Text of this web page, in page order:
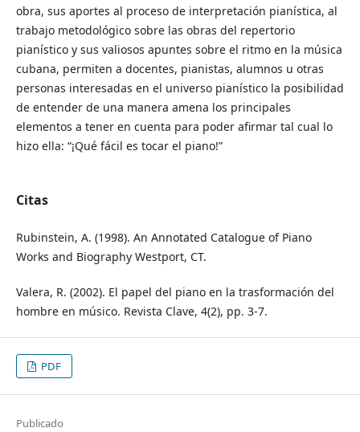
obra, sus aportes al proceso de interpretación pianística, al
trabajo metodológico sobre las obras del repertorio
pianístico y sus valiosos apuntes sobre el ritmo en la música
cubana, permiten a docentes, pianistas, alumnos u otras
personas interesadas en el universo pianístico la posibilidad
de entender de una manera amena los principales
elementos a tener en cuenta para poder afirmar tal cual lo
hizo ella: “¡Qué fácil es tocar el piano!”
Citas
Rubinstein, A. (1998). An Annotated Catalogue of Piano
Works and Biography Westport, CT.
Valera, R. (2002). El papel del piano en la trasformación del
hombre en músico. Revista Clave, 4(2), pp. 3-7.
PDF
Publicado